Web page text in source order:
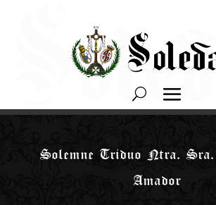
Solemne Triduo Ntra. Sra.
Amador